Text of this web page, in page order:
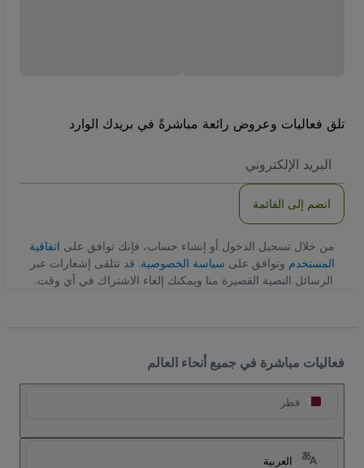
تلق فعاليات وعروض رائعة مباشرةً في بريدك الوارد
الاكتروني
انضم إلى القائمة
من خلال تسجيل الدخول أو إنشاء حساب، فإنك توافق على اتفاقية
المستخدم وتوافق على سياسة الخصوصية. قد تتلقى إشعارات عبر
الرسائل النصية القصيرة منا ويمكنك إلغاء الاشتراك في أي وقت.
فعاليات مباشرة في جميع أنحاء العالم
قطر
العربية